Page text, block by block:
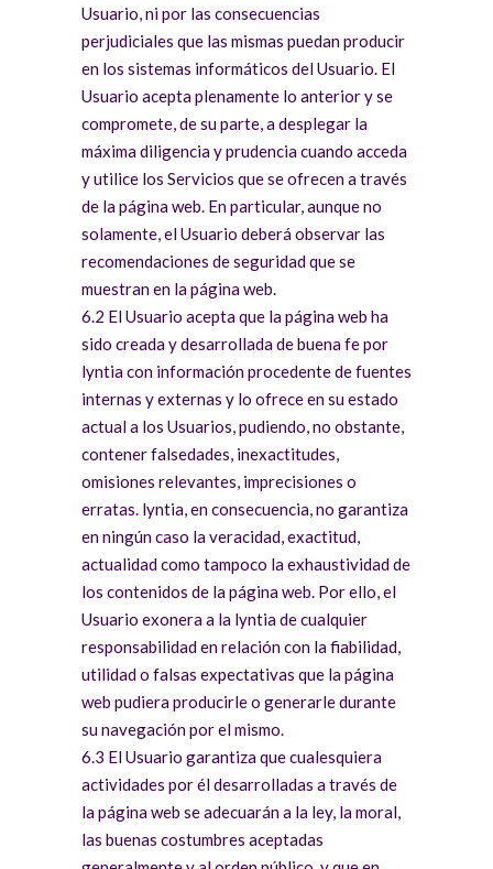
Usuario, ni por las consecuencias
perjudiciales que las mismas puedan producir
en los sistemas informáticos del Usuario. El
Usuario acepta plenamente lo anterior y se
compromete, de su parte, a desplegar la
máxima diligencia y prudencia cuando acceda
y utilice los Servicios que se ofrecen a través
de la página web. En particular, aunque no
solamente, el Usuario deberá observar las
recomendaciones de seguridad que se
muestran en la página web.
6.2 El Usuario acepta que la página web ha
sido creada y desarrollada de buena fe por
lyntia con información procedente de fuentes
internas y externas y lo ofrece en su estado
actual a los Usuarios, pudiendo, no obstante,
contener falsedades, inexactitudes,
omisiones relevantes, imprecisiones o
erratas. lyntia, en consecuencia, no garantiza
en ningún caso la veracidad, exactitud,
actualidad como tampoco la exhaustividad de
los contenidos de la página web. Por ello, el
Usuario exonera a la lyntia de cualquier
responsabilidad en relación con la fiabilidad,
utilidad o falsas expectativas que la página
web pudiera producirle o generarle durante
su navegación por el mismo.
6.3 El Usuario garantiza que cualesquiera
actividades por él desarrolladas a través de
la página web se adecuarán a la ley, la moral,
las buenas costumbres aceptadas